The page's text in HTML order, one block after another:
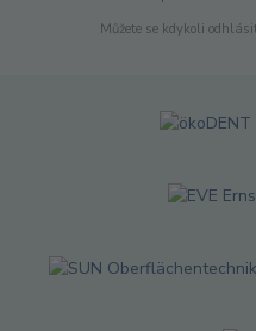
Můžete se kdykoli